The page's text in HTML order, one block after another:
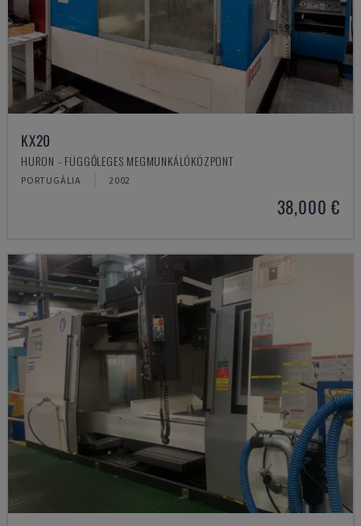
KX20
HURON - FÜGGŐLEGES MEGMUNKÁLÓKÖZPONT
PORTUGÁLIA 2002
38,000 €